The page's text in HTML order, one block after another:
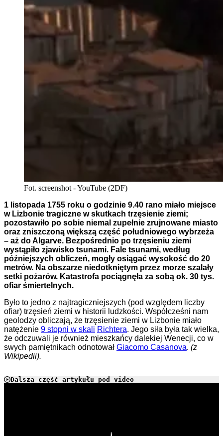
Fot. screenshot - YouTube (2DF)
1 listopada 1755 roku o godzinie 9.40 rano miało miejsce
w Lizbonie tragiczne w skutkach trzęsienie ziemi;
pozostawiło po sobie niemal zupełnie zrujnowane miasto
oraz zniszczoną większą część południowego wybrzeża
– aż do Algarve. Bezpośrednio po trzęsieniu ziemi
wystąpiło zjawisko tsunami. Fale tsunami, według
późniejszych obliczeń, mogły osiągać wysokość do 20
metrów. Na obszarze niedotkniętym przez morze szalały
setki pożarów. Katastrofa pociągnęła za sobą ok. 30 tys.
ofiar śmiertelnych.
Było to jedno z najtragiczniejszych (pod względem liczby
ofiar) trzęsień ziemi w historii ludzkości. Współcześni nam
geolodzy obliczają, że trzęsienie ziemi w Lizbonie miało
natężenie 9 stopni w skali Richtera. Jego siła była tak wielka,
że odczuwali je również mieszkańcy dalekiej Wenecji, co w
swych pamiętnikach odnotował Giacomo Casanova. (z
Wikipedii).
Dalsza część artykułu pod video